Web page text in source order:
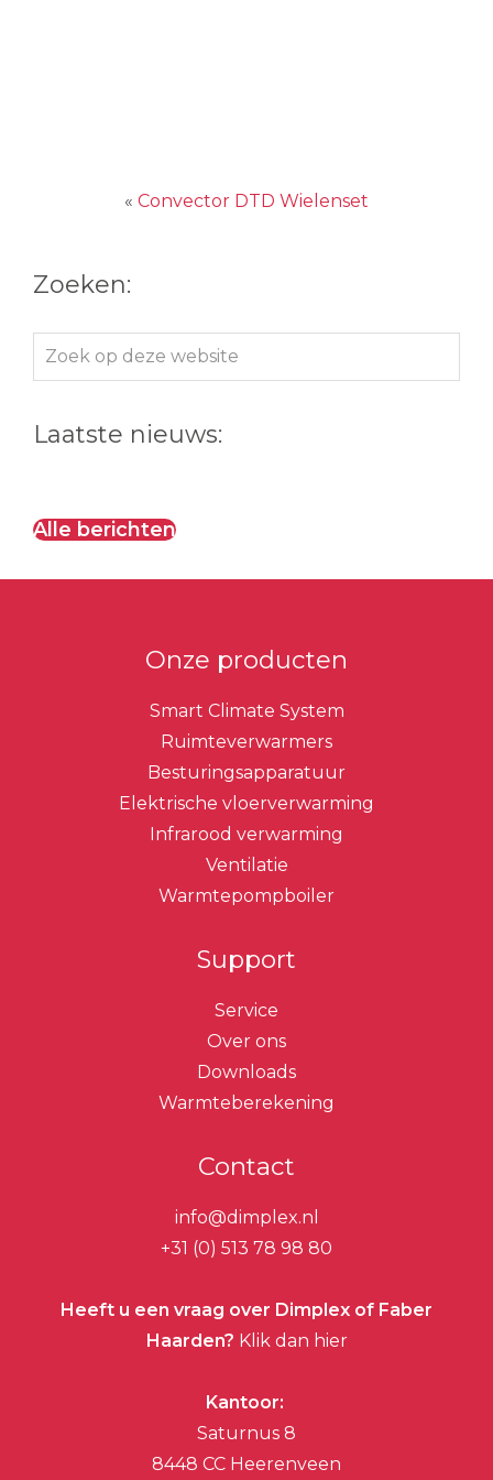
« Convector DTD Wielenset
Zoeken:
Zoek
op
website
Laatste nieuws:
Alle berichten
Onze producten
Smart Climate System
Ruimteverwarmers
Besturingsapparatuur
Elektrische vloerverwarming
Infrarood verwarming
Ventilatie
Warmtepompboiler
Support
Service
Over ons
Downloads
Warmteberekening
Contact
info@dimplex.nl
+31 (0) 513 78 98 80
Heeft u een vraag over Dimplex of Faber
Haarden? Klik dan hier
Kantoor:
Saturnus 8
8448 CC Heerenveen